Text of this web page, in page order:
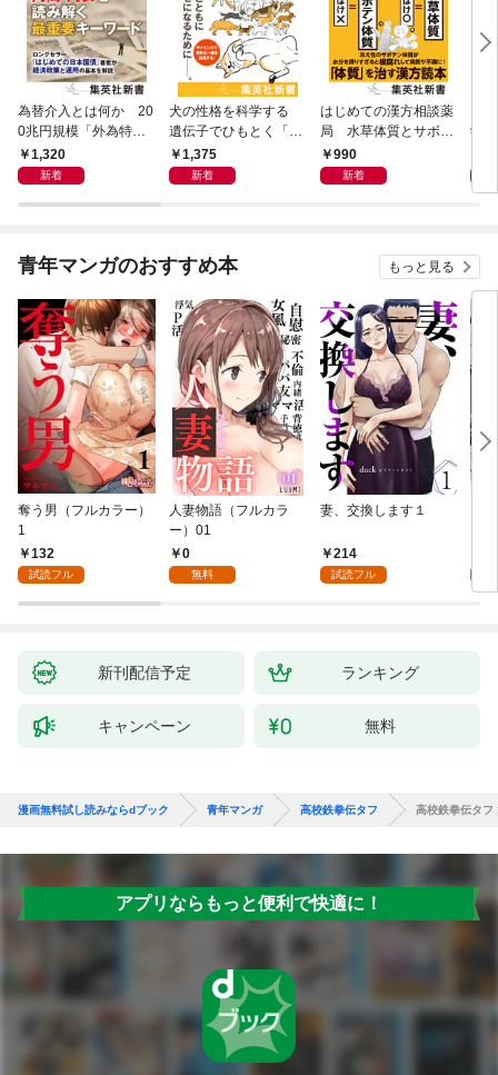
為替介入とは何か 20
0兆円規模「外為特
会」が生まれた謎
1,320
新着
犬の性格を科学する
遺伝子でひもとく「最
良の友」の進化
1,375
新着
はじめての漢方相談薬
局 水草体質とサボテ
ン体質
990
新着
学
青年マンガのおすすめ本 もっと見る
奪う男（フルカラー）
1
132
試読フル
人妻物語（フルカラ
ー）01
0
無料
妻、交換します１
214
試読フル
な
新刊配信予定 ランキング
キャンペーン 無料
漫画無料試し読みならdブック 青年マンガ 高校鉄拳伝タフ 高校鉄拳伝タフ
アプリならもっと便利で快適に！